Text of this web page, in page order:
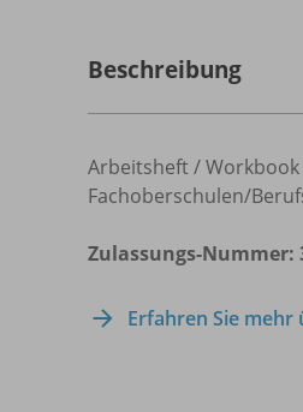
Beschreibung
Arbeitsheft / Workbook
Fachoberschulen/
Zulassungs-Nummer:
Erfahren Sie mehr